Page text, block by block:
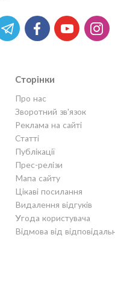
Сторінки
Про нас
Зворотний зв'язок
Реклама на сайті
Статті
Публікації
Прес-релізи
Мапа сайту
Цікаві посилання
Видалення відгуків
Угода користувача
Відмова від